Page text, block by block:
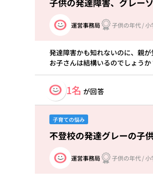
運営事務局 子供の年代/小
発達障害かも知れないのに、親
お子さんは結構いるのでしょう
1名 が回答
子育ての悩み
不登校の発達グレーの子
運営事務局 子供の年代/小